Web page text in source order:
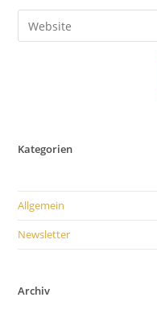
zum
Kommentieren
E-
Mail-
Gib
deine
Kategorien
Allgemein
Newsletter
Archiv